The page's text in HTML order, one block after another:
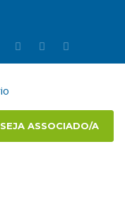
SEJA ASSOCIADO/A